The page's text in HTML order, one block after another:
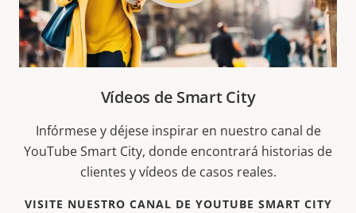
Vídeos de Smart City
Infórmese y déjese inspirar en nuestro canal de
YouTube Smart City, donde encontrará historias de
clientes y vídeos de casos reales.
VISITE NUESTRO CANAL DE YOUTUBE SMART CITY